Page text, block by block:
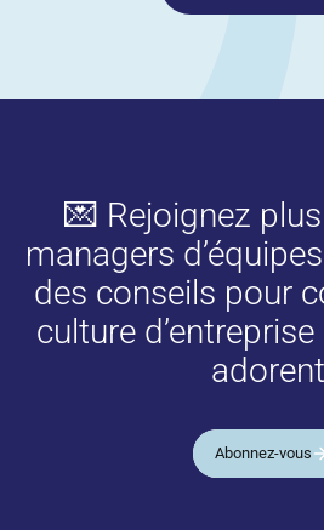
💌 Rejoignez
managers
des conseils pour
culture
Abonnez-vous